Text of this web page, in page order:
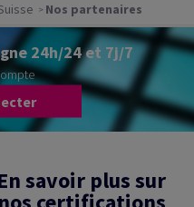
Nos partenaires
24h/24 et 7j/7
savoir plus sur